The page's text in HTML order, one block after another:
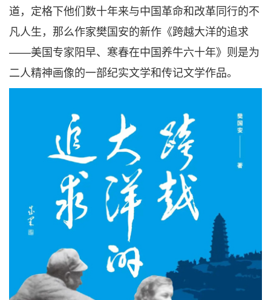
道，定格下他们数十年来与中国革命和改革同行的不
凡人生，那么作家樊国安的新作《跨越大洋的追求
——美国专家阳早、寒春在中国养牛六十年》则是为
二人精神画像的一部纪实文学和传记文学作品。